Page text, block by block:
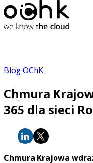
Blog OChK
Chmura
365 dla sieci
Chmura Krajowa